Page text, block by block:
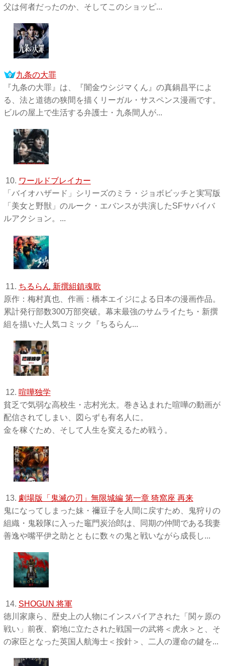
父は何者だったのか、そしてこのショッピ...
九条の大罪
『九条の大罪』は、『闇金ウシジマくん』の真鍋昌平によ
る、法と道徳の狭間を描くリーガル・サスペンス漫画です。
ビルの屋上で生活する弁護士・九条間人が...
10. ワールドブレイカー
「バイオハザード」シリーズのミラ・ジョボビッチと実写版
「美女と野獣」のルーク・エバンスが共演したSFサバイバ
ルアクション。...
11. ちるらん 新撰組鎮魂歌
原作：梅村真也、作画：橋本エイジによる日本の漫画作品。
累計発行部数300万部突破。幕末最強のサムライたち・新撰
組を描いた人気コミック『ちるらん...
12. 喧嘩独学
貧乏で気弱な高校生・志村光太。巻き込まれた喧嘩の動画が
配信されてしまい、図らずも有名人に。
金を稼ぐため、そして人生を変えるため戦う。
13. 劇場版「鬼滅の刃」無限城編 第一章 猗窩座 再来
鬼になってしまった妹・禰󠄀豆子を人間に戻すため、鬼狩りの
組織・鬼殺隊に入った竈門炭治郎は、同期の仲間である我妻
善逸や嘴平伊之助とともに数々の鬼と戦いながら成長し...
14. SHOGUN 将軍
徳川家康ら、歴史上の人物にインスパイアされた「関ヶ原の
戦い」前夜、窮地に立たされた戦国一の武将＜虎永＞と、そ
の家臣となった英国人航海士＜按針＞、二人の運命の鍵を...